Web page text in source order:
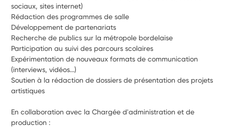
sociaux, sites internet)
Rédaction des programmes de salle
Développement de partenariats
Recherche de publics sur la métropole bordelaise
Participation au suivi des parcours scolaires
Expérimentation de nouveaux formats de communication
(interviews, vidéos...)
Soutien à la rédaction de dossiers de présentation des projets
artistiques
En collaboration avec la Chargée d'administration et de
production :